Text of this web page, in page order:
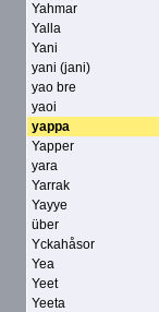
Yahmar
Yalla
Yani
yani (jani)
yao bre
yaoi
yappa
Yapper
yara
Yarrak
Yayye
über
Yckahåsor
Yea
Yeet
Yeeta